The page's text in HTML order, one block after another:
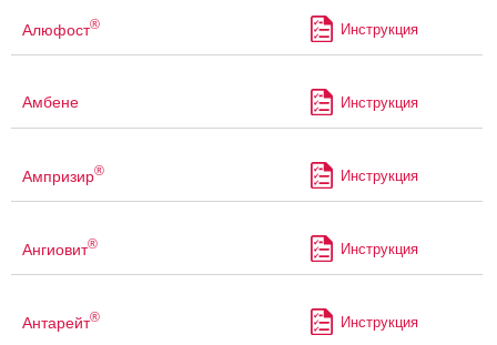
Алюфост® Инструкция
Амбене Инструкция
Ампризир® Инструкция
Ангиовит® Инструкция
Антарейт® Инструкция